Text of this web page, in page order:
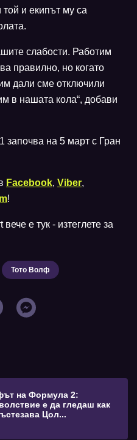
и екипът му са
слабости. Работим
правилно, но когато
дали сме отключили
в нашата кола“, добави
започва на 5 март с Гран
Facebook, Viber,
!
е тук - изтеглете за
Тото Волф
на Формула 2:
е да гледаш как
Цол...